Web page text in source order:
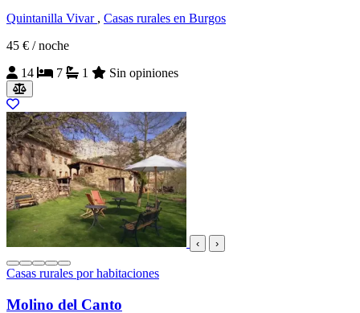
Quintanilla Vivar , Casas rurales en Burgos
45 € / noche
14
7 1 Sin opiniones
‹ ›
Casas rurales por habitaciones
Molino del Canto